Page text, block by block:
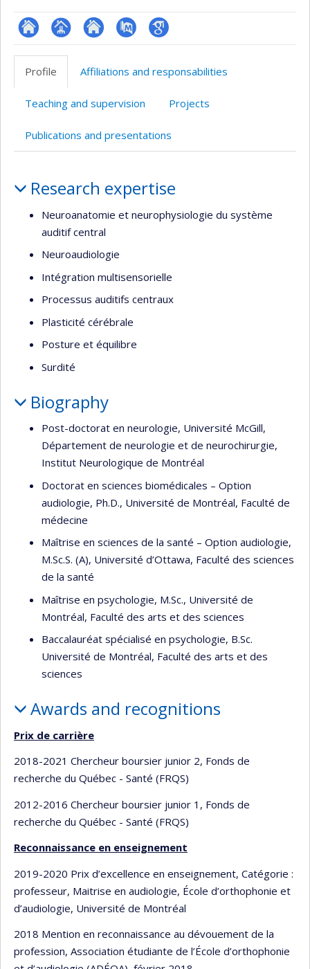
ResearchGate
Page
professionnelle
(faculté,département,école)
Site
web
l’unité
recherche
PubMedGoogle
Profile Affiliations and responsabilities
Teaching and supervision Projects
Publications and presentations
Research expertise
Neuroanatomie et neurophysiologie du système
auditif central
Neuroaudiologie
Intégration multisensorielle
Processus auditifs centraux
Plasticité cérébrale
Posture et équilibre
Surdité
Biography
Post-doctorat en neurologie, Université McGill,
Département de neurologie et de neurochirurgie,
Institut Neurologique de Montréal
Doctorat en sciences biomédicales – Option
audiologie, Ph.D., Université de Montréal, Faculté de
médecine
Maîtrise en sciences de la santé – Option audiologie,
M.Sc.S. (A), Université d’Ottawa, Faculté des sciences
de la santé
Maîtrise en psychologie, M.Sc., Université de
Montréal, Faculté des arts et des sciences
Baccalauréat spécialisé en psychologie, B.Sc.
Université de Montréal, Faculté des arts et des
sciences
Awards and recognitions
Prix de carrière
2018-2021 Chercheur boursier junior 2, Fonds de
recherche du Québec - Santé (FRQS)
2012-2016 Chercheur boursier junior 1, Fonds de
recherche du Québec - Santé (FRQS)
Reconnaissance en enseignement
2019-2020 Prix d’excellence en enseignement, Catégorie :
professeur, Maitrise en audiologie, École d’orthophonie et
d’audiologie, Université de Montréal
2018 Mention en reconnaissance au dévouement de la
profession, Association étudiante de l’École d’orthophonie